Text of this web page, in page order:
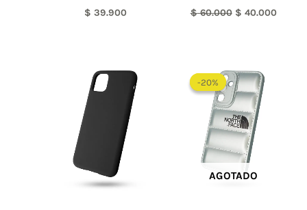
$ 39.900 $60.000 $ 40.000
-20%
AGOTADO
-20%
precio
original
era:
$ 60.000.